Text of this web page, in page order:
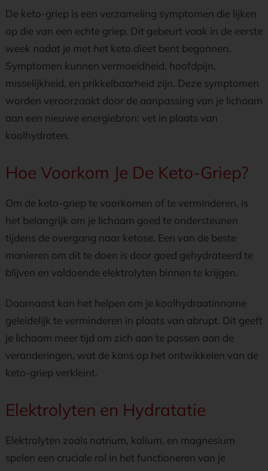
De keto-griep is een verzameling symptomen die lijken
op die van een echte griep. Dit gebeurt vaak in de eerste
week nadat je met het keto dieet bent begonnen.
Symptomen kunnen vermoeidheid, hoofdpijn,
misselijkheid, en prikkelbaarheid zijn. Deze symptomen
worden veroorzaakt door de aanpassing van je lichaam
aan een nieuwe energiebron: vet in plaats van
koolhydraten.
Hoe Voorkom Je De Keto-Griep?
Om de keto-griep te voorkomen of te verminderen, is
het belangrijk om je lichaam goed te ondersteunen
tijdens de overgang naar ketose. Een van de beste
manieren om dit te doen is door goed gehydrateerd te
blijven en voldoende elektrolyten binnen te krijgen.
Daarnaast kan het helpen om je koolhydraatinname
geleidelijk te verminderen in plaats van abrupt. Dit geeft
je lichaam meer tijd om zich aan te passen aan de
veranderingen, wat de kans op het ontwikkelen van de
keto-griep verkleint.
Elektrolyten en Hydratatie
Elektrolyten zoals natrium, kalium, en magnesium
spelen een cruciale rol in het functioneren van je